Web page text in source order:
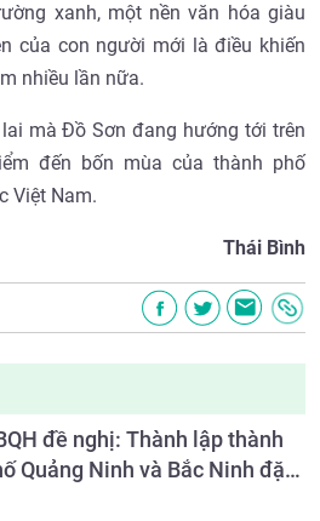
xanh, một nền văn hóa giàu
của con người mới là điều khiến
nhiều lần nữa.
mà Đồ Sơn đang hướng tới trên
đến bốn mùa của thành phố
Việt Nam.
Thái Bình
đề nghị: Thành lập thành
Quảng Ninh và Bắc Ninh đặc